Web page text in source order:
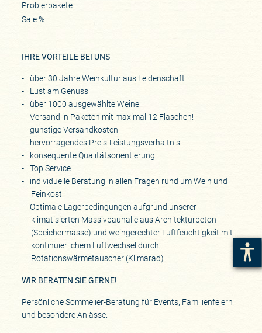
Probierpakete
Sale %
IHRE VORTEILE BEI UNS
über 30 Jahre Weinkultur aus Leidenschaft
Lust am Genuss
über 1000 ausgewählte Weine
Versand in Paketen mit maximal 12 Flaschen!
günstige Versandkosten
hervorragendes Preis-Leistungsverhältnis
konsequente Qualitätsorientierung
Top Service
individuelle Beratung in allen Fragen rund um Wein und
Feinkost
Optimale Lagerbedingungen aufgrund unserer
klimatisierten Massivbauhalle aus Architekturbeton
(Speichermasse) und weingerechter Luftfeuchtigkeit mit
kontinuierlichem Luftwechsel durch
Rotationswärmetauscher (Klimarad)
WIR BERATEN SIE GERNE!
Persönliche Sommelier-Beratung für Events, Familienfeiern
und besondere Anlässe.